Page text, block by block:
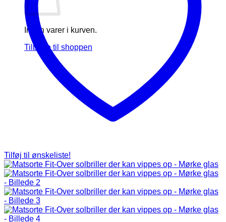
Ingen varer i kurven.
Tilbage til shoppen
Tilføj til ønskeliste!